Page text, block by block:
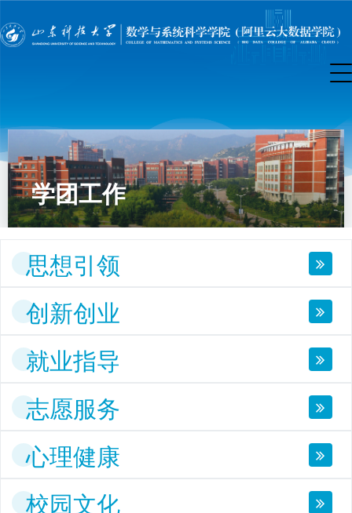
学团工作
思想引领
创新创业
就业指导
志愿服务
心理健康
校园文化